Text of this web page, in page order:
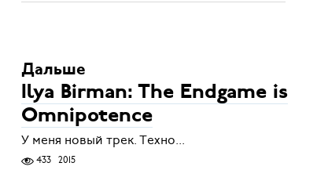
Дальше
Ilya Birman: The Endgame is
Omnipotence
У меня новый трек. Техно...
433 2015